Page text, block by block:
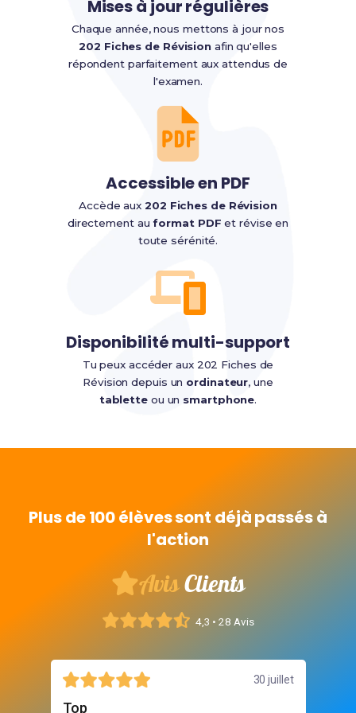
Mises à jour régulières
Chaque année, nous mettons à jour nos
202 Fiches de Révision afin qu'elles
répondent parfaitement aux attendus de
l'examen.
Accessible en PDF
Accède aux202 Fiches de Révision
directement auformat PDF et révise en
toute sérénité.
Disponibilité multi-support
Tu peux accéder aux 202 Fiches de
Révision depuis un ordinateur, une
tabletteou un smartphone.
Plus de 100 élèves sont déjà passés à
l'action
AvisClients
4,3 • 28 Avis
30 juillet